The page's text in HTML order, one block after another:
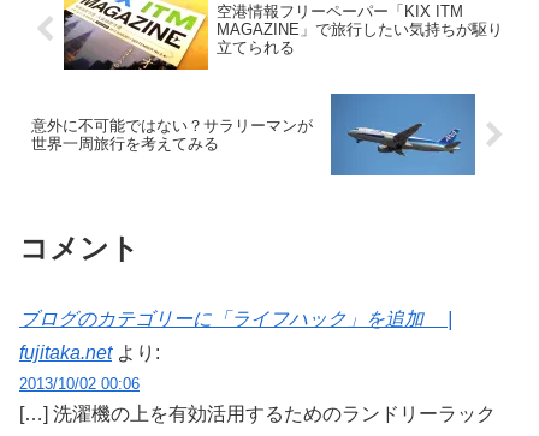
空港情報フリーペーパー「KIX ITM
MAGAZINE」で旅行したい気持ちが駆り
立てられる
意外に不可能ではない？サラリーマンが
世界一周旅行を考えてみる
コメント
ブログのカテゴリーに「ライフハック」を追加 |
fujitaka.net より:
2013/10/02 00:06
[…] 洗濯機の上を有効活用するためのランドリーラック